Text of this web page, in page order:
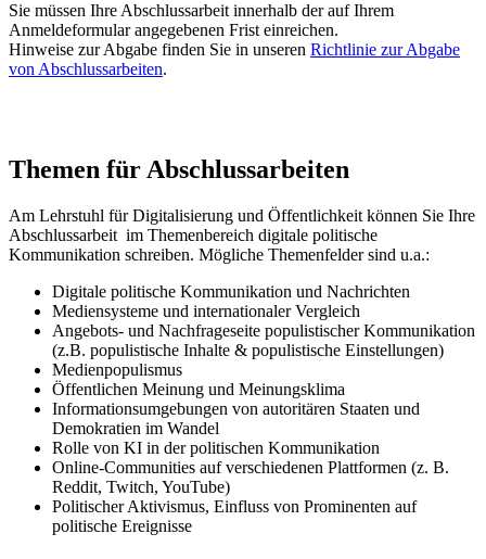
Sie müssen Ihre Abschlussarbeit innerhalb der auf Ihrem
Anmeldeformular angegebenen Frist einreichen.
Hinweise zur Abgabe finden Sie in unseren Richtlinie zur Abgabe
von Abschlussarbeiten.
Themen für Abschlussarbeiten
Am Lehrstuhl für Digitalisierung und Öffentlichkeit können Sie Ihre
Abschlussarbeit im Themenbereich digitale politische
Kommunikation schreiben. Mögliche Themenfelder sind u.a.:
Digitale politische Kommunikation und Nachrichten
Mediensysteme und internationaler Vergleich
Angebots- und Nachfrageseite populistischer Kommunikation
(z.B. populistische Inhalte & populistische Einstellungen)
Medienpopulismus
Öffentlichen Meinung und Meinungsklima
Informationsumgebungen von autoritären Staaten und
Demokratien im Wandel
Rolle von KI in der politischen Kommunikation
Online-Communities auf verschiedenen Plattformen (z. B.
Reddit, Twitch, YouTube)
Politischer Aktivismus, Einfluss von Prominenten auf
politische Ereignisse